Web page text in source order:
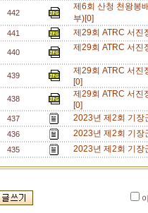
442
제6회 산청 천왕봉
부)[0]
441 제29회 ATRC 서
440 제29회 ATRC 서진
439
제29회 ATRC 서진
[0]
438
제29회 ATRC 서진
[0]
437 2023년 제2회 기
436 2023년 제2회 기
435 2023년 제2회 기